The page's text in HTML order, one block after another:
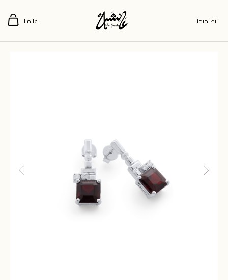
تصاميمنا عالمنا